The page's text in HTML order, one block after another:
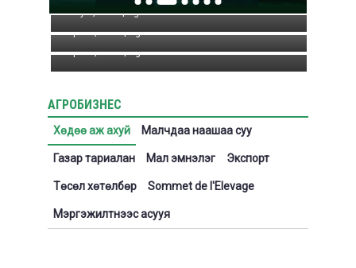
May 6, 2026 | Agronews
БИДНИЙ МЭДДЭГ БАС МЭДДЭГҮЙ “БИОКОМБИНАТ”
Apr 28, 2026 | Agronews
ТРАКТОР, ДАГАЛДАХ ХЭРЭГСЛИЙГ ГАРДУУЛЖ
ӨГЛӨӨ
Apr 28, 2026 | Agronews
АГРОБИЗНЕС
Хөдөө аж ахуй Малчдаа наашаа суу
Газар тариалан Мал эмнэлэг Экспорт
Төсөл хөтөлбөр Sommet de l'Elevage
Мэргэжилтнээс асууя